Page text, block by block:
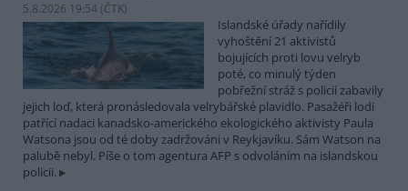
5.8.2026 19:54 (ČTK)
Islandské úřady nařídily
vyhoštění 21 aktivistů
bojujících proti lovu velryb
poté, co minulý týden
pobřežní stráž s policií zabavily
jejich loď, která pronásledovala velrybářské plavidlo. Pasažéři lodi
patřící nadaci kanadsko-amerického ekologického aktivisty Paula
Watsona jsou od té doby zadržováni v Reykjavíku. Sám Watson na
palubě nebyl. Píše o tom agentura AFP s odvoláním na islandskou
policii.